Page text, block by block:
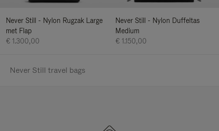
Never Still - Nylon Rugzak Large
met Flap
€ 1.300,00
Never Still - Nylon Duffeltas
Medium
€ 1.150,00
Never Still travel bags